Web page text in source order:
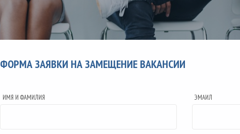
ФОРМА ЗАЯВКИ НА ЗАМЕЩЕНИЕ ВАКАНСИИ
ИМЯ И ФАМИЛИЯ ЭМАИЛ